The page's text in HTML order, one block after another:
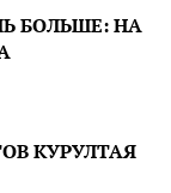
БОЛЬШЕ: НА
КУРУЛТАЯ